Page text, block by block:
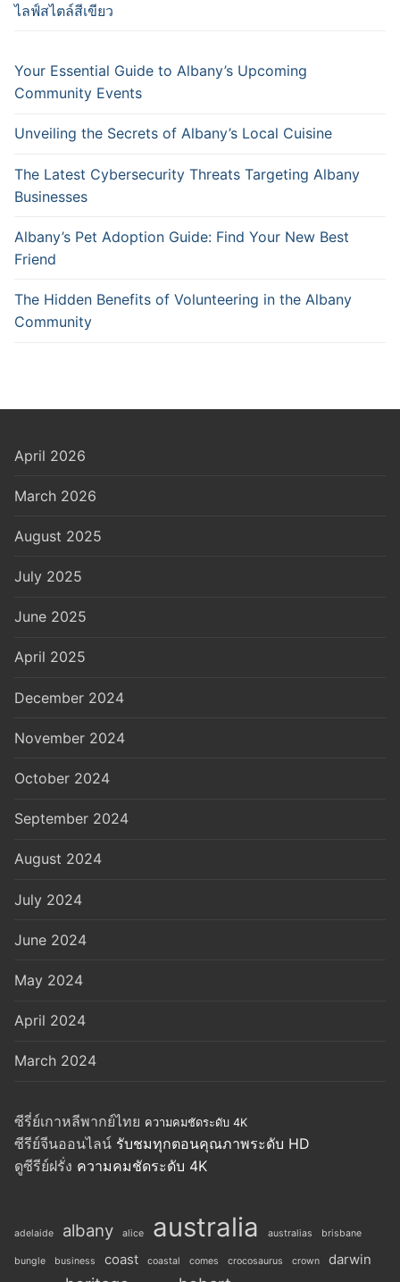
ไลฟ์สไตล์สีเขียว
Your Essential Guide to Albany’s Upcoming
Community Events
Unveiling the Secrets of Albany’s Local Cuisine
The Latest Cybersecurity Threats Targeting Albany
Businesses
Albany’s Pet Adoption Guide: Find Your New Best
Friend
The Hidden Benefits of Volunteering in the Albany
Community
April 2026
March 2026
August 2025
July 2025
June 2025
April 2025
December 2024
November 2024
October 2024
September 2024
August 2024
July 2024
June 2024
May 2024
April 2024
March 2024
ซีรี่ย์เกาหลีพากย์ไทย ความคมชัดระดับ 4K
ซีรีย์จีนออนไลน์ รับชมทุกตอนคุณภาพระดับ HD
ดูซีรีย์ฝรั่ง ความคมชัดระดับ 4K
adelaide albany alice australia australias brisbane
bungle business coast coastal comes crocosaurus crown darwin